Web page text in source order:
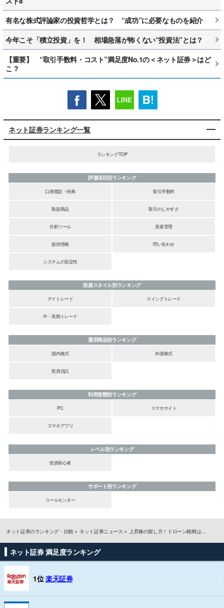
有名な株式評論家の投資哲学とは？ “成功”に必要なものを紹介
今年こそ「積立投資」を！ 相場急落が怖くない“投資法”とは？
【重要】 “取引手数料・コスト”満足度No.1の＜ネット証券＞はど
こ？
ネット証券ランキング一覧
ランキングTOP
評価項目別ランキング
口座開設・特典
取引手数料
取扱商品 取引のしやすさ
分析ツール 資産管理
提供情報 問い合わせ
システムの安定性
投資スタイル別ランキング
デイトレード
スイングトレード
中・長期トレード
運用商品別ランキング
国内株式
外国株式
投資信託
利用形態別ランキング
PC
スマホサイト
スマホアプリ
レベル別ランキング
投資初心者
サポート別ランキング
コールセンター
ネット証券のランキング・比較 ネット証券ニュース 上昇株の探し方！ドローン銘柄は…
ネット証券 満足度ランキング
1位楽天証券